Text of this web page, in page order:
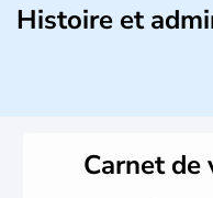
Histoire et
Bordé au Sud par le
Carnet de